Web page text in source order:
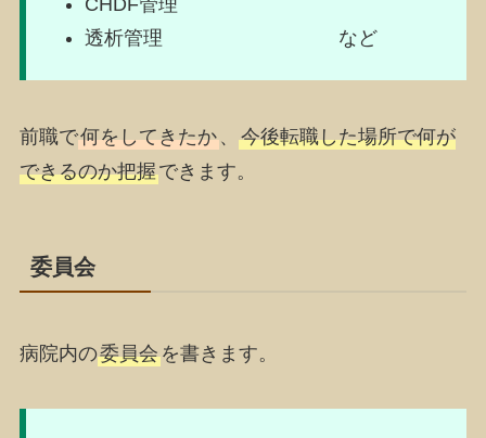
CHDF管理
透析管理 など
前職で何をしてきたか、 今後転職した場所で何が
できるのか把握できます。
委員会
病院内の委員会を書きます。